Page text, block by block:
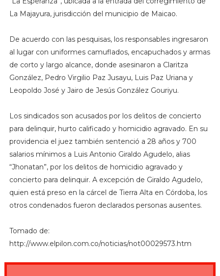
La Majayura, jurisdicción del municipio de Maicao.
De acuerdo con las pesquisas, los responsables ingresaron
al lugar con uniformes camuflados, encapuchados y armas
de corto y largo alcance, donde asesinaron a Claritza
González, Pedro Virgilio Paz Jusayu, Luis Paz Uriana y
Leopoldo José y Jairo de Jesús González Gouriyu.
Los sindicados son acusados por los delitos de concierto
para delinquir, hurto calificado y homicidio agravado. En su
providencia el juez también sentenció a 28 años y 700
salarios mínimos a Luis Antonio Giraldo Agudelo, alias
“Jhonatan”, por los delitos de homicidio agravado y
concierto para delinquir. A excepción de Giraldo Agudelo,
quien está preso en la cárcel de Tierra Alta en Córdoba, los
otros condenados fueron declarados personas ausentes.
Tomado de:
http://www.elpilon.com.co/noticias/not00029573.htm